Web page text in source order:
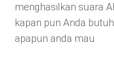
menghasilkan suara
kapan pun Anda
apapun anda mau